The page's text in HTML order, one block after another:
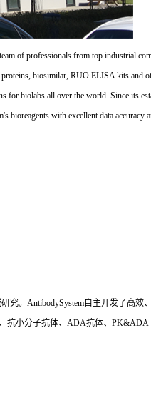
of professionals from top industrial
biosimilar, RUO ELISA kits and
biolabs all over the world. Since its
bioreagents with excellent data accuracy
究。AntibodySystem自主开发了高
抗小分子抗体、ADA抗体、PK&ADA